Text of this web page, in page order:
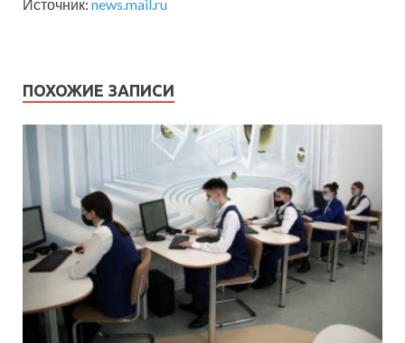
Источник: news.mail.ru
ПОХОЖИЕ ЗАПИСИ